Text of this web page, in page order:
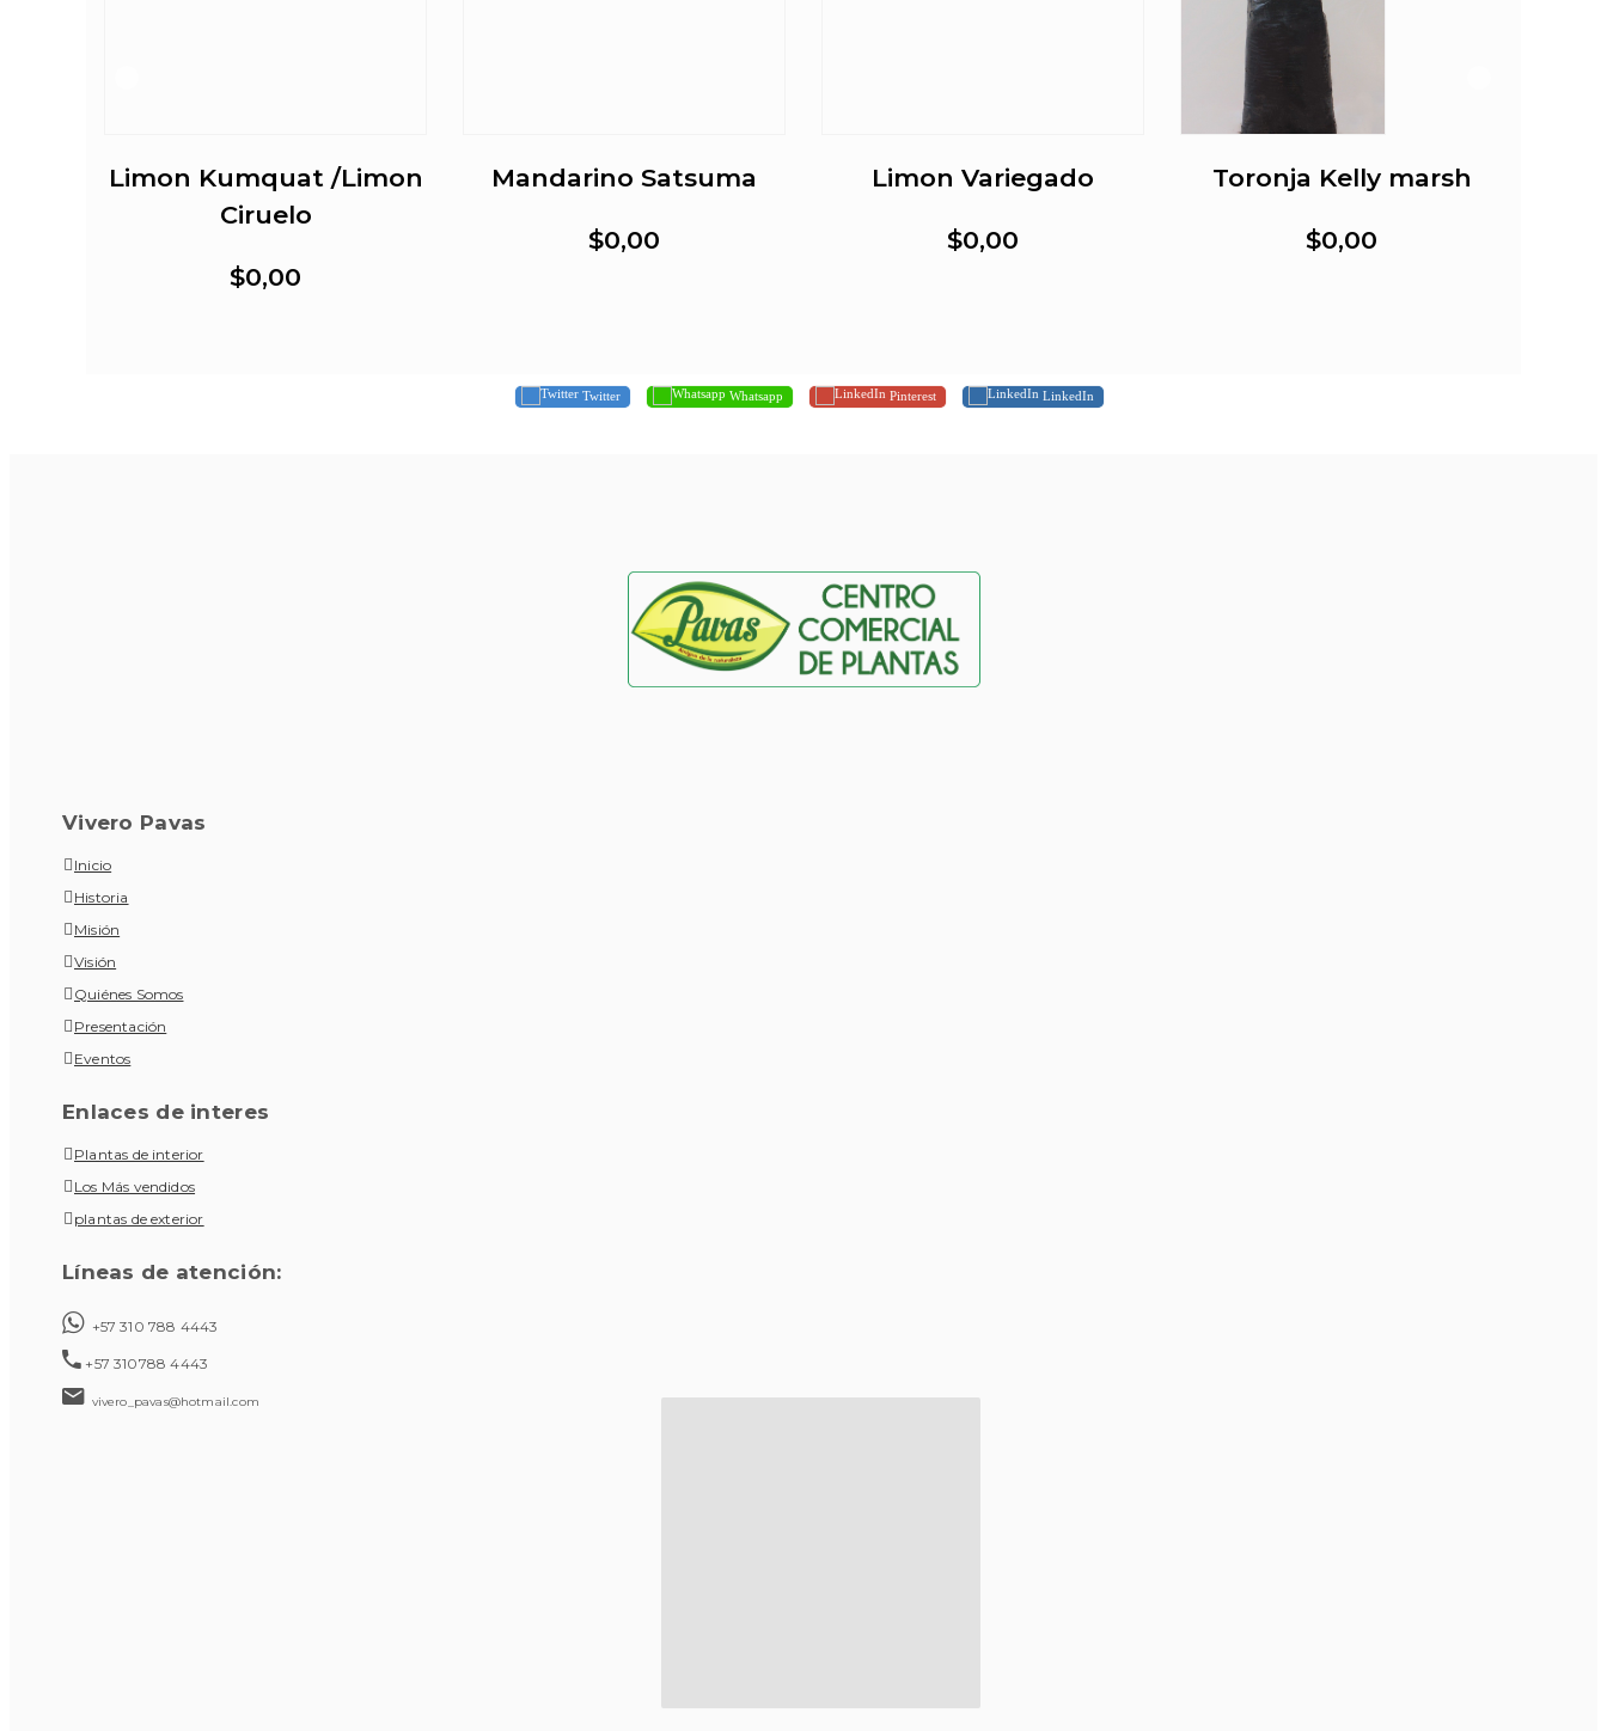
Limon Kumquat /Limon
Ciruelo
$0,00
Mandarino Satsuma
$0,00
Limon Variegado
$0,00
Toronja Kelly marsh
$0,00
Twitter Whatsapp Pinterest LinkedIn
Vivero Pavas
Inicio
Historia
Misión
Visión
Quiénes Somos
Presentación
Eventos
Enlaces de interes
Plantas de interior
Los Más vendidos
plantas de exterior
Líneas de atención:
+57 310 788 4443
+57 310788 4443
vivero_pavas@hotmail.com